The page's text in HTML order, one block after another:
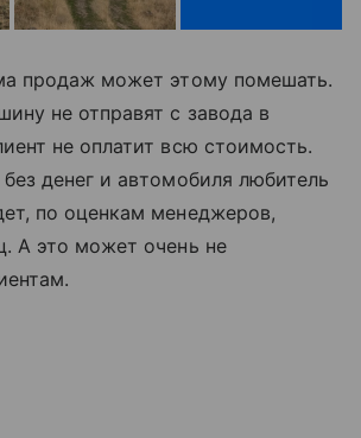
продаж может этому помешать.
не отправят с завода в
не оплатит всю стоимость.
денег и автомобиля любитель
по оценкам менеджеров,
А это может очень не